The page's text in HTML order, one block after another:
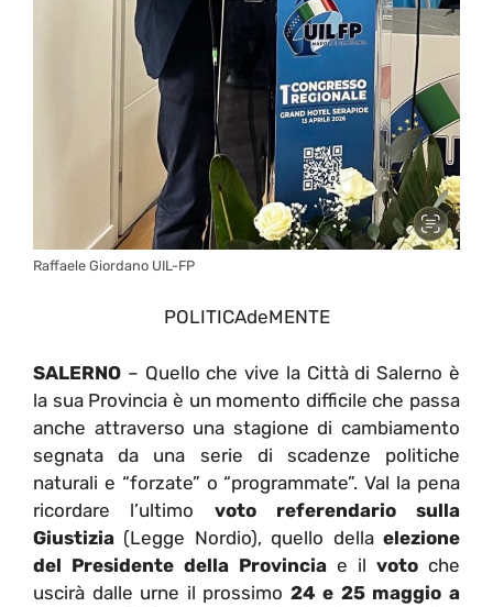
Raffaele Giordano UIL-FP
POLITICAdeMENTE
SALERNO – Quello che vive la Città di Salerno è
la sua Provincia è un momento difficile che passa
anche attraverso una stagione di cambiamento
segnata da una serie di scadenze politiche
naturali e “forzate” o “programmate”. Val la pena
ricordare l’ultimo voto referendario sulla
Giustizia (Legge Nordio), quello della elezione
del Presidente della Provincia e il voto che
uscirà dalle urne il prossimo 24 e 25 maggio a